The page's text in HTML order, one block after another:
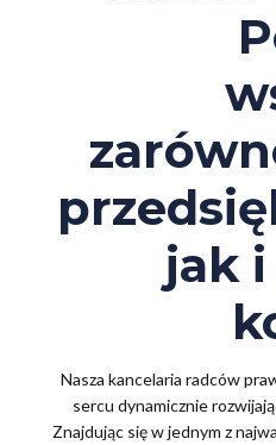
jak
Nasza kancelaria radców
sercu dynamicznie
Znajdując się w jednym z